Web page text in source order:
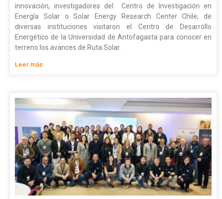
innovación, investigadores del Centro de Investigación en
Energía Solar o Solar Energy Research Center Chile, de
diversas instituciones visitaron el Centro de Desarrollo
Energético de la Universidad de Antofagasta para conocer en
terreno los avances de Ruta Solar.
Leer más